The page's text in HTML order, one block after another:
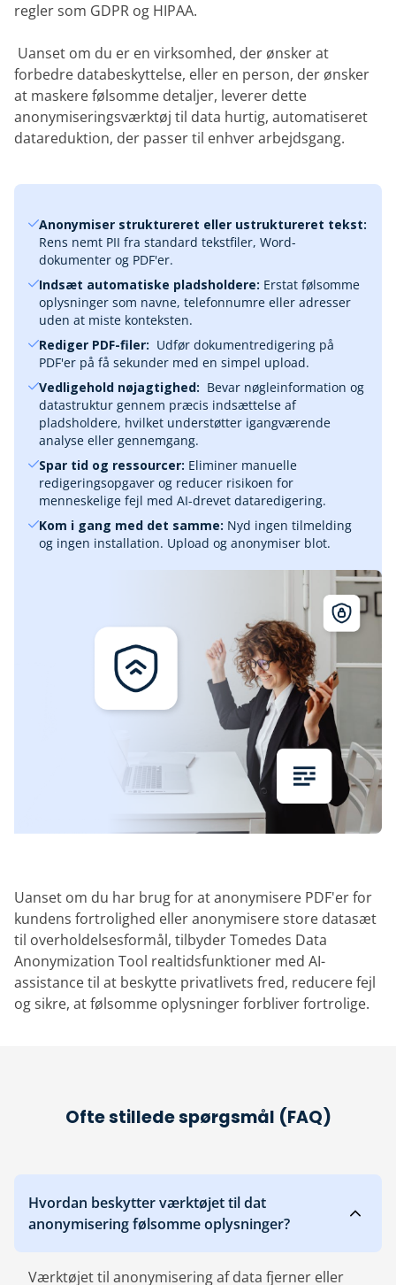
regler som GDPR og HIPAA.
‎ Uanset om du er en virksomhed, der ønsker at
forbedre databeskyttelse, eller en person, der ønsker
at maskere følsomme detaljer, leverer dette
anonymiseringsværktøj til data hurtig, automatiseret
datareduktion, der passer til enhver arbejdsgang.
Anonymiser struktureret eller ustruktureret tekst:
Rens nemt PII fra standard tekstfiler, Word-
dokumenter og PDF'er.
Indsæt automatiske pladsholdere: Erstat følsomme
oplysninger som navne, telefonnumre eller adresser
uden at miste konteksten.
Rediger PDF-filer: ‎ Udfør dokumentredigering på
PDF'er på få sekunder med en simpel upload.
Vedligehold nøjagtighed: ‎ Bevar nøgleinformation og
datastruktur gennem præcis indsættelse af
pladsholdere, hvilket understøtter igangværende
analyse eller gennemgang.
Spar tid og ressourcer: Eliminer manuelle
redigeringsopgaver og reducer risikoen for
menneskelige fejl med AI-drevet dataredigering.
Kom i gang med det samme: Nyd ingen tilmelding
og ingen installation. Upload og anonymiser blot.
Uanset om du har brug for at anonymisere PDF'er for
kundens fortrolighed eller anonymisere store datasæt
til overholdelsesformål, tilbyder Tomedes Data
Anonymization Tool realtidsfunktioner med AI-
assistance til at beskytte privatlivets fred, reducere fejl
og sikre, at følsomme oplysninger forbliver fortrolige.
Ofte stillede spørgsmål (FAQ)
Hvordan beskytter værktøjet til dat
anonymisering følsomme oplysninger?
Værktøjet til anonymisering af data fjerner eller